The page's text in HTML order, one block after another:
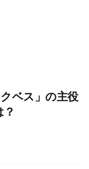
ベス」の主役